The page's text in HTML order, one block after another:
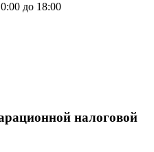
до 18:00
налоговой